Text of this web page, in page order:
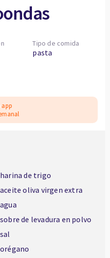
Tipo de comida
pasta
app
harina de trigo
aceite oliva virgen extra
agua
sobre de levadura en polvo
sal
orégano